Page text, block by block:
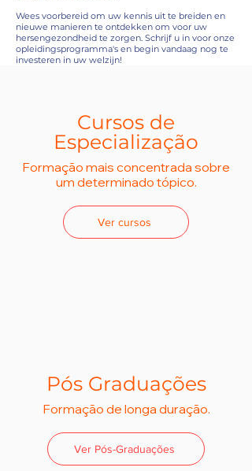
Wees voorbereid om uw kennis uit te breiden en
nieuwe manieren te ontdekken om voor uw
hersengezondheid te zorgen. Schrijf u in voor onze
opleidingsprogramma's en begin vandaag nog te
investeren in uw welzijn!
Cursos de
Especialização
Formação mais concentrada sobre
um determinado tópico.
Ver cursos
Pós Graduações
Formação de longa duração.
Ver Pós-Graduações